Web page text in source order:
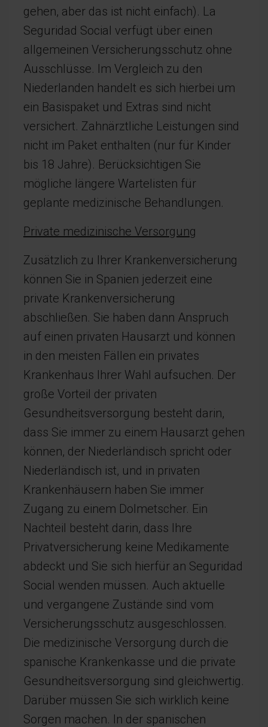
gehen, aber das ist nicht einfach). La
Seguridad Social verfügt über einen
allgemeinen Versicherungsschutz ohne
Ausschlüsse. Im Vergleich zu den
Niederlanden handelt es sich hierbei um
ein Basispaket und Extras sind nicht
versichert. Zahnärztliche Leistungen sind
nicht im Paket enthalten (nur für Kinder
bis 18 Jahre). Berücksichtigen Sie
mögliche längere Wartelisten für
geplante medizinische Behandlungen.
Private medizinische Versorgung
Zusätzlich zu Ihrer Krankenversicherung
können Sie in Spanien jederzeit eine
private Krankenversicherung
abschließen. Sie haben dann Anspruch
auf einen privaten Hausarzt und können
in den meisten Fällen ein privates
Krankenhaus Ihrer Wahl aufsuchen. Der
große Vorteil der privaten
Gesundheitsversorgung besteht darin,
dass Sie immer zu einem Hausarzt gehen
können, der Niederländisch spricht oder
Niederländisch ist, und in privaten
Krankenhäusern haben Sie immer
Zugang zu einem Dolmetscher. Ein
Nachteil besteht darin, dass Ihre
Privatversicherung keine Medikamente
abdeckt und Sie sich hierfür an Seguridad
Social wenden müssen. Auch aktuelle
und vergangene Zustände sind vom
Versicherungsschutz ausgeschlossen.
Die medizinische Versorgung durch die
spanische Krankenkasse und die private
Gesundheitsversorgung sind gleichwertig.
Darüber müssen Sie sich wirklich keine
Sorgen machen. In der spanischen